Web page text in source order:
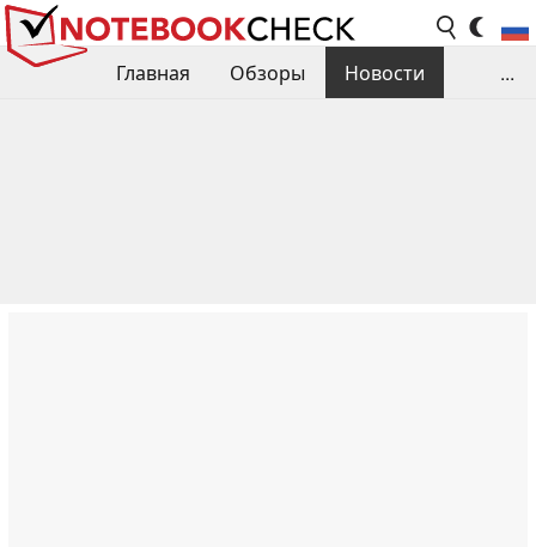
Главная Обзоры
Новости
...